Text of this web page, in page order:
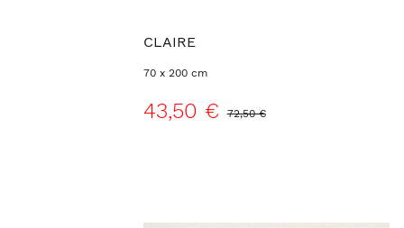
CLAIRE
70 x 200 cm
43,50 € 72,50 €